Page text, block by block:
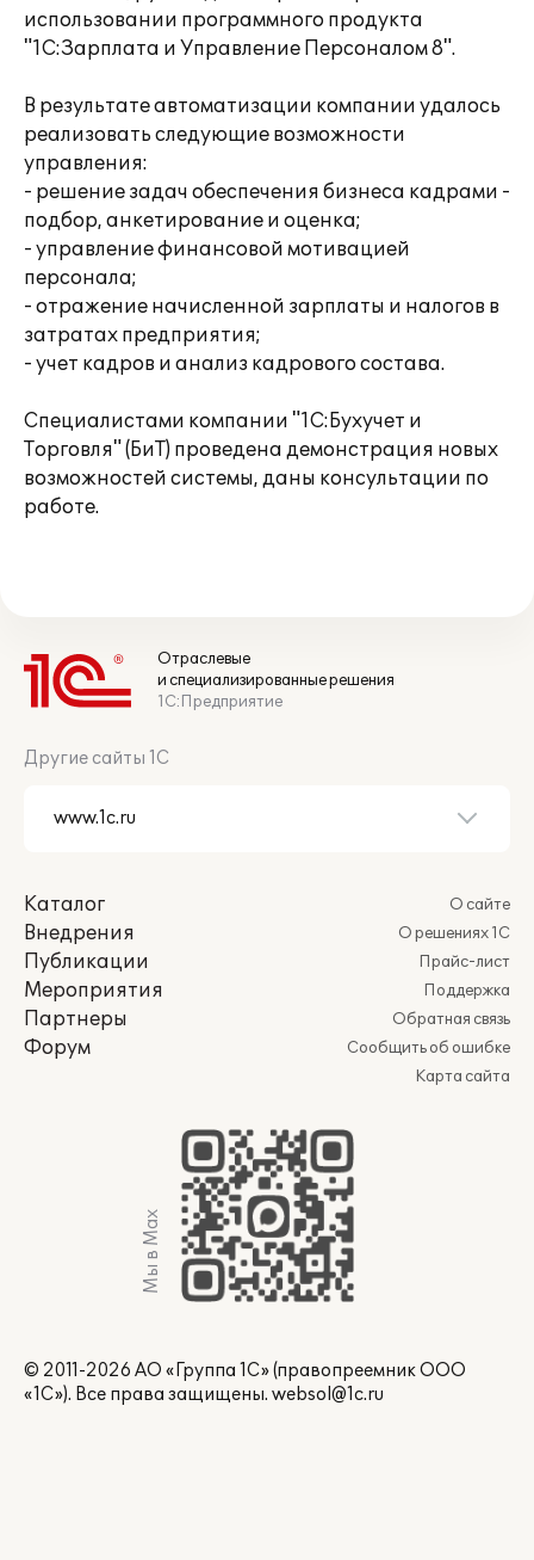
использовании программного продукта
"1С:Зарплата и Управление Персоналом 8".
В результате автоматизации компании удалось
реализовать следующие возможности
управления:
- решение задач обеспечения бизнеса кадрами -
подбор, анкетирование и оценка;
- управление финансовой мотивацией
персонала;
- отражение начисленной зарплаты и налогов в
затратах предприятия;
- учет кадров и анализ кадрового состава.
Специалистами компании "1С:Бухучет и
Торговля" (БиТ) проведена демонстрация новых
возможностей системы, даны консультации по
работе.
Отраслевые
и специализированные решения
1С:Предприятие
Другие сайты 1С
Каталог
Внедрения
Публикации
Мероприятия
Партнеры
Форум
О сайте
О решениях 1С
Прайс-лист
Поддержка
Обратная связь
Сообщить об ошибке
Карта сайта
Мы в Max
© 2011-2026 АО «Группа 1С» (правопреемник ООО
«1С»). Все права защищены. websol@1c.ru